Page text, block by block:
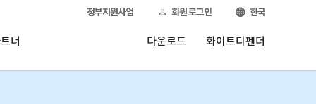
정부지원사업 회원 로그인 한국
너 다운로드 화이트디펜더